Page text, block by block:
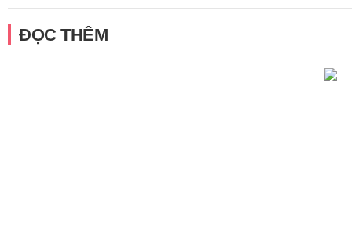
ĐỌC THÊM